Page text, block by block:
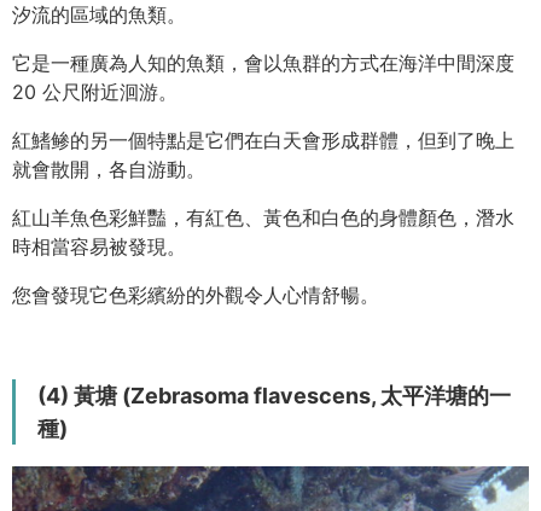
汐流的區域的魚類。
它是一種廣為人知的魚類，會以魚群的方式在海洋中間深度
20 公尺附近洄游。
紅鰭鲹的另一個特點是它們在白天會形成群體，但到了晚上
就會散開，各自游動。
紅山羊魚色彩鮮豔，有紅色、黃色和白色的身體顏色，潛水
時相當容易被發現。
您會發現它色彩繽紛的外觀令人心情舒暢。
(4) 黃塘 (Zebrasoma flavescens, 太平洋塘的一
種)